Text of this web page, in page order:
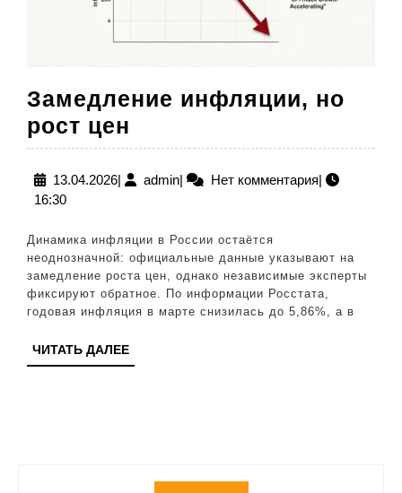
Замедление инфляции, но
рост цен
инфляции,
но
цен
13.04.202613.04.2026
| adminadmin
| Нет комментария|
16:30
Динамика инфляции в России остаётся
неоднозначной: официальные данные указывают на
замедление роста цен, однако независимые эксперты
фиксируют обратное. По информации Росстата,
годовая инфляция в марте снизилась до 5,86%, а в
ЧИТАТЬ ДАЛЕЕЧИТАТЬ
ДАЛЕЕ